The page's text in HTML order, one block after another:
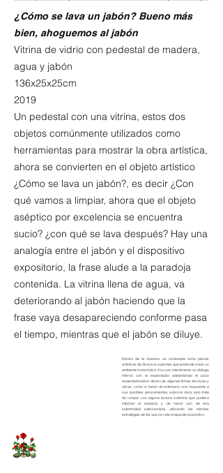
¿Cómo se lava un jabón? Bueno más
bien, ahoguemos al jabón
Vitrina de vidrio con pedestal de madera,
agua y jabón
136x25x25cm
2019
Un pedestal con una vitrina, estos dos
objetos comúnmente utilizados como
herramientas para mostrar la obra artística,
ahora se convierten en el objeto artístico
¿Cómo se lava un jabón?, es decir ¿Con
qué vamos a limpiar, ahora que el objeto
aséptico por excelencia se encuentra
sucio? ¿con qué se lava después? Hay una
analogía entre el jabón y el dispositivo
expositorio, la frase alude a la paradoja
contenida. La vitrina llena de agua, va
deteriorando al jabón haciendo que la
frase vaya desapareciendo conforme pasa
el tiempo, mientras que el jabón se diluye.
Dentro de la muestra se contempla ocho piezas
artísticas de diversos soportes que pretende crear un
ambiente humorístico; A su vez intenta tener un diálogo
interno con el espectador, adelantando el juicio
espectador/obra dentro de algunas fichas técnicas y
obras, como si fuese de antemano una respuesta a
sus posibles pensamientos sobre la obra; esto trata
de romper con alguna lectura solemne que pudiera
imponer el espacio, y de hacer uso de esa
solemnidad satirizandola, utilizando las mísmas
estratégias de las que se vale el aparato expositivo.